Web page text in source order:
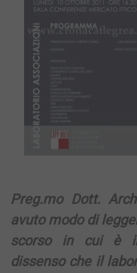
Preg.mo Dott.
avuto modo di
scorso in cui è
dissenso che il